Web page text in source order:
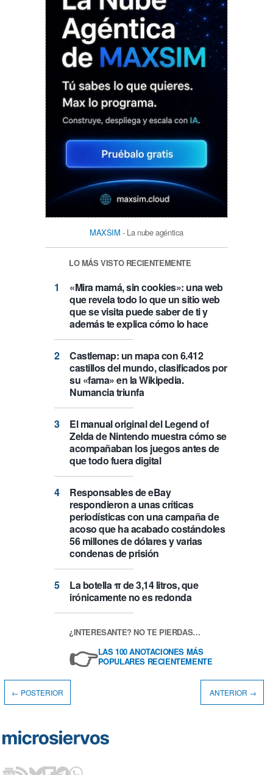
MAXSIM - La nube agéntica
LO MÁS VISTO RECIENTEMENTE
«Mira mamá, sin cookies»: una web
que revela todo lo que un sitio web
que se visita puede saber de ti y
además te explica cómo lo hace
Castlemap: un mapa con 6.412
castillos del mundo, clasificados por
su «fama» en la Wikipedia.
Numancia triunfa
El manual original del Legend of
Zelda de Nintendo muestra cómo se
acompañaban los juegos antes de
que todo fuera digital
Responsables de eBay
respondieron a unas críticas
periodísticas con una campaña de
acoso que ha acabado costándoles
56 millones de dólares y varias
condenas de prisión
La botella π de 3,14 litros, que
irónicamente no es redonda
¿INTERESANTE? NO TE PIERDAS…
👉LAS 100 ANOTACIONES MÁS
POPULARES RECIENTEMENTE
← POSTERIOR ANTERIOR →